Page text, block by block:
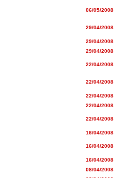
06/05/2008
29/04/2008
29/04/2008
29/04/2008
22/04/2008
22/04/2008
22/04/2008
22/04/2008
22/04/2008
16/04/2008
16/04/2008
16/04/2008
08/04/2008